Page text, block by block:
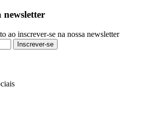
newsletter
ao inscrever-se na nossa newsletter
Inscrever-se